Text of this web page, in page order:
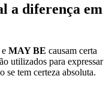
a diferença em
e MAY BE causam certa
utilizados para expressar
se tem certeza absoluta.